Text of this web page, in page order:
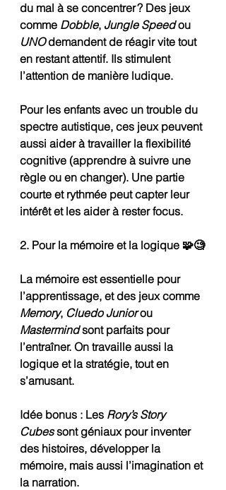
du mal à se concentrer ? Des jeux
comme Dobble, Jungle Speed ou
UNO demandent de réagir vite tout
en restant attentif. Ils stimulent
l’attention de manière ludique.
Pour les enfants avec un trouble du
spectre autistique, ces jeux peuvent
aussi aider à travailler la flexibilité
cognitive (apprendre à suivre une
règle ou en changer). Une partie
courte et rythmée peut capter leur
intérêt et les aider à rester focus.
2. Pour la mémoire et la logique 🧩🧐
La mémoire est essentielle pour
l’apprentissage, et des jeux comme
Memory, Cluedo Junior ou
Mastermind sont parfaits pour
l’entraîner. On travaille aussi la
logique et la stratégie, tout en
s’amusant.
Idée bonus : Les Rory’s Story
Cubes sont géniaux pour inventer
des histoires, développer la
mémoire, mais aussi l’imagination et
la narration.